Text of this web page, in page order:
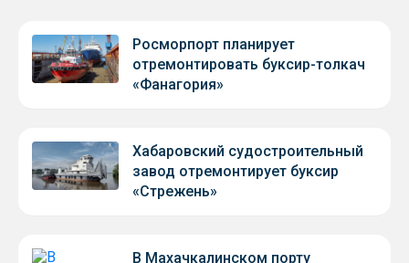
Росморпорт планирует
отремонтировать буксир-толкач
«Фанагория»
Хабаровский судостроительный
завод отремонтирует буксир
«Стрежень»
В Махачкалинском порту